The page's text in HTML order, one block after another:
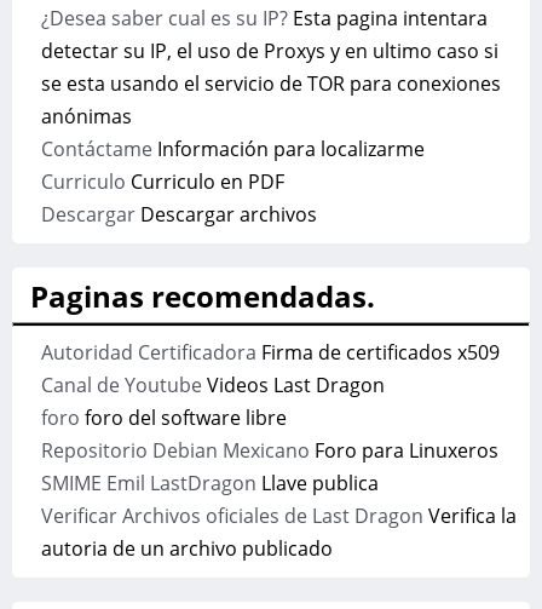
¿Desea saber cual es su IP?Esta pagina intentara
detectar su IP, el uso de Proxys y en ultimo caso si
se esta usando el servicio de TOR para conexiones
anónimas
ContáctameInformación para localizarme
Curriculo Curriculo en PDF
DescargarDescargar archivos
Paginas recomendadas.
Autoridad Certificadora Firma de certificados x509
Canal de YoutubeVideos Last Dragon
foro foro del software libre
Repositorio Debian Mexicano Foro para Linuxeros
SMIME Emil LastDragon Llave publica
Verificar Archivos oficiales de Last Dragon Verifica la
autoria de un archivo publicado